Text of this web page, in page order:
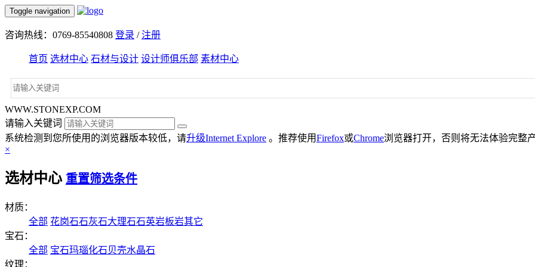
Toggle navigation
咨询热线：0769-85540808 登录 /注册
首页 选材中心 石材与设计 设计师俱乐部 素材中心
WWW.STONEXP.COM
请输入关键词
系统检测到您所使用的浏览器版本较低，请升级Internet Explore 。推荐使用Firefox或Chrome浏览器打开，否则将无法体验完整
×
选材中心 重置筛选条件
材质：
全部 花岗石石灰石大理石石英岩板岩其它
宝石：
全部 宝石玛瑙化石贝壳水晶石
纹理：